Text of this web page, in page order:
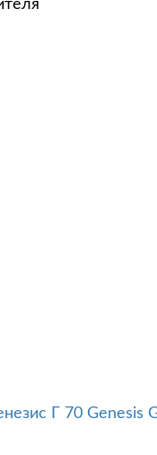
Genesis